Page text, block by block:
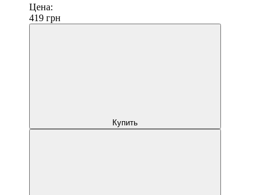
Цена:
419 грн
Купить